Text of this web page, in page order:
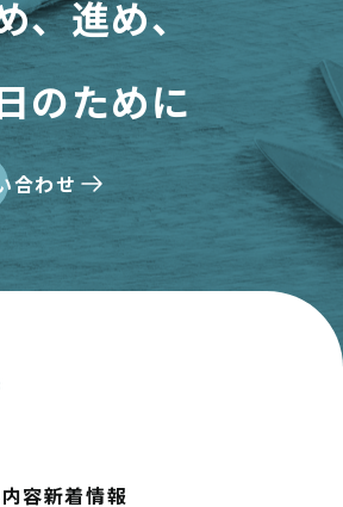
、進め、
のために
合わせ
容新着情報